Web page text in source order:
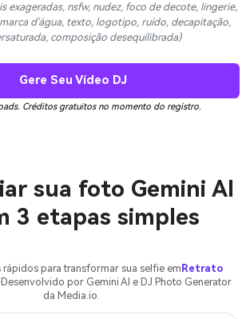
exageradas, nsfw, nudez, foco de decote, lingerie,
d'água, texto, logotipo, ruído, decapitação,
composição desequilibrada)
Gere Seu Vídeo DJ
Créditos gratuitos no momento do registro.
sua foto Gemini AI
3 etapas simples
rápidos para transformar sua selfie em Retrato
por Gemini AI e DJ Photo Generator
da Media.io.